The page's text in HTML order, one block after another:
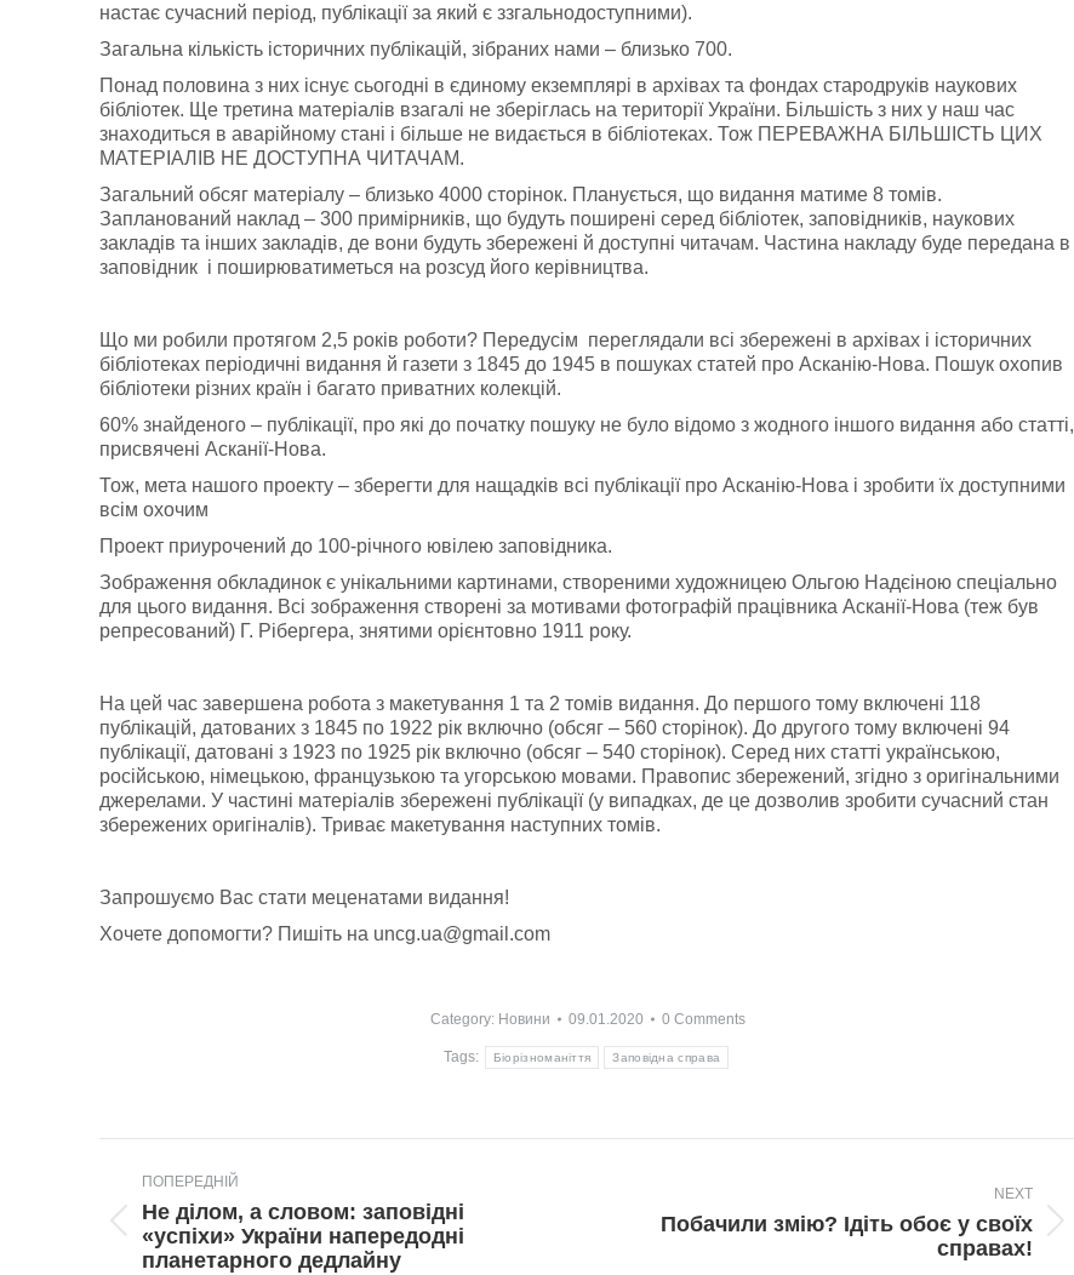
настає сучасний період, публікації за який є ззгальнодоступними).
Загальна кількість історичних публікацій, зібраних нами – близько 700.
Понад половина з них існує сьогодні в єдиному екземплярі в архівах та фондах стародруків наукових
бібліотек. Ще третина матеріалів взагалі не зберіглась на території України. Більшість з них у наш час
знаходиться в аварійному стані і більше не видається в бібліотеках. Тож ПЕРЕВАЖНА БІЛЬШІСТЬ ЦИХ
МАТЕРІАЛІВ НЕ ДОСТУПНА ЧИТАЧАМ.
Загальний обсяг матеріалу – близько 4000 сторінок. Планується, що видання матиме 8 томів.
Запланований наклад – 300 примірників, що будуть поширені серед бібліотек, заповідників, наукових
закладів та інших закладів, де вони будуть збережені й доступні читачам. Частина накладу буде передана в
заповідник і поширюватиметься на розсуд його керівництва.
Що ми робили протягом 2,5 років роботи? Передусім переглядали всі збережені в архівах і історичних
бібліотеках періодичні видання й газети з 1845 до 1945 в пошуках статей про Асканію-Нова. Пошук охопив
бібліотеки різних країн і багато приватних колекцій.
60% знайденого – публікації, про які до початку пошуку не було відомо з жодного іншого видання або статті,
присвячені Асканії-Нова.
Тож, мета нашого проекту – зберегти для нащадків всі публікації про Асканію-Нова і зробити їх доступними
всім охочим
Проект приурочений до 100-річного ювілею заповідника.
Зображення обкладинок є унікальними картинами, створеними художницею Ольгою Надєіною спеціально
для цього видання. Всі зображення створені за мотивами фотографій працівника Асканії-Нова (теж був
репресований) Г. Рібергера, знятими орієнтовно 1911 року.
На цей час завершена робота з макетування 1 та 2 томів видання. До першого тому включені 118
публікацій, датованих з 1845 по 1922 рік включно (обсяг – 560 сторінок). До другого тому включені 94
публікації, датовані з 1923 по 1925 рік включно (обсяг – 540 сторінок). Серед них статті українською,
російською, німецькою, французькою та угорською мовами. Правопис збережений, згідно з оригінальними
джерелами. У частині матеріалів збережені публікації (у випадках, де це дозволив зробити сучасний стан
збережених оригіналів). Триває макетування наступних томів.
Запрошуємо Вас стати меценатами видання!
Хочете допомогти? Пишіть на uncg.ua@gmail.com
Category: Новини 09.01.2020 0 Comments
Tags: Біорізноманіття Заповідна справа
navigation
ПОПЕРЕДНІЙ
Попередній
пост:
Не ділом, а словом: заповідні
«успіхи» України напередодні
планетарного дедлайну
NEXT
NextПобачили змію? Ідіть обоє у своїх
справах!